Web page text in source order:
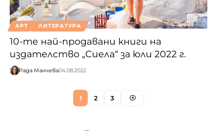
АРТ ЛИТЕРАТУРА
10-те най-продавани книги на
издателство „Сиела“ за юли 2022 г.
Рада Манчева04.08.2022
1 2 3